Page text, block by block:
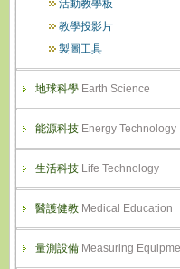
活動教學板
教學投影片
製圖工具
地球科學 Earth Science
能源科技 Energy Technology
生活科技 Life Technology
醫護健教 Medical Education
量測設備 Measuring